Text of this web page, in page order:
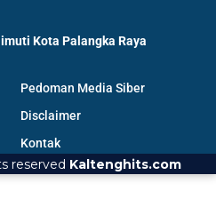
Kota Palangka Raya
Pedoman Media Siber
Disclaimer
Kontak
reserved Kaltenghits.com